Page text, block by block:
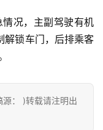
况，主副驾驶有机
解锁车门，后排乘客
： )转载请注明出